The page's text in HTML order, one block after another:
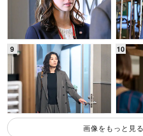
画像をもっと見る